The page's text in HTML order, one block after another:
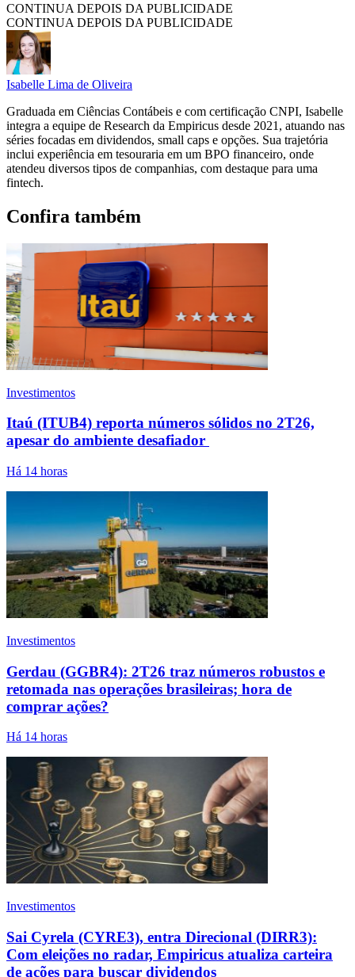
CONTINUA DEPOIS DA PUBLICIDADE
CONTINUA DEPOIS DA PUBLICIDADE
Isabelle Lima de Oliveira
Graduada em Ciências Contábeis e com certificação CNPI, Isabelle
integra a equipe de Research da Empiricus desde 2021, atuando nas
séries focadas em dividendos, small caps e opções. Sua trajetória
inclui experiência em tesouraria em um BPO financeiro, onde
atendeu diversos tipos de companhias, com destaque para uma
fintech.
Confira também
Investimentos
Itaú (ITUB4) reporta números sólidos no 2T26,
apesar do ambiente desafiador
Há 14 horas
Investimentos
Gerdau (GGBR4): 2T26 traz números robustos e
retomada nas operações brasileiras; hora de
comprar ações?
Há 14 horas
Investimentos
Sai Cyrela (CYRE3), entra Direcional (DIRR3):
Com eleições no radar, Empiricus atualiza carteira
de ações para buscar dividendos